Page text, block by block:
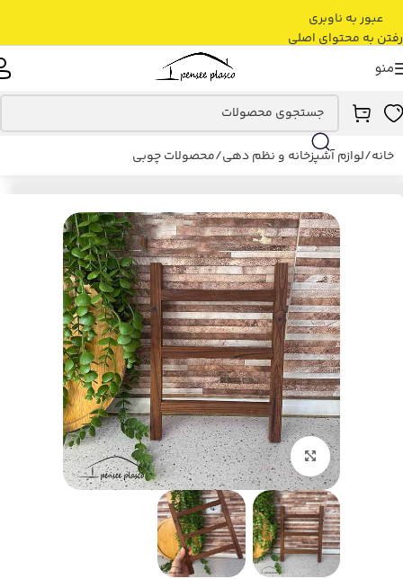
عبور به ناوبری
رفتن به محتوای اصلی
منو
خانه/لوازم آشپزخانه و نظم دهی/محصولات چوبی
بزرگنمایی تصویر